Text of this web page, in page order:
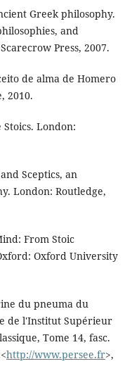
Greek philosophy.
and
Press, 2007.
de alma de Homero
2010.
Stoics. London:
Sceptics, an
London: Routledge,
From Stoic
Oxford University
du pneuma du
de l'Institut Supérieur
Tome 14, fasc.
http://www.persee.fr>,